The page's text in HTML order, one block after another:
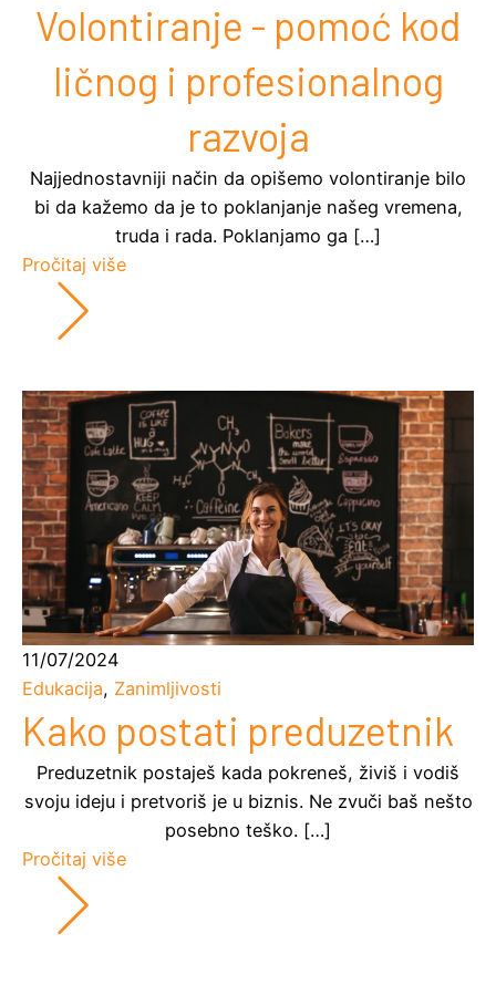
Volontiranje - pomoć kod
ličnog i profesionalnog
razvoja
Najjednostavniji način da opišemo volontiranje bilo
bi da kažemo da je to poklanjanje našeg vremena,
truda i rada. Poklanjamo ga […]
Pročitaj više
11/07/2024
Edukacija, Zanimljivosti
Kako postati preduzetnik
Preduzetnik postaješ kada pokreneš, živiš i vodiš
svoju ideju i pretvoriš je u biznis. Ne zvuči baš nešto
posebno teško. […]
Pročitaj više